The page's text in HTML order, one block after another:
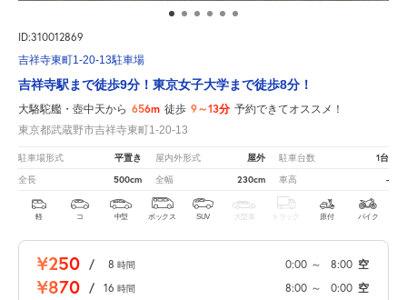
ID:310012869
吉祥寺東町1-20-13駐車場
吉祥寺駅まで徒歩9分！東京女子大学まで徒歩8分！
大駱駝艦・壺中天から 656m 徒歩 9～13分 予約できてオススメ！
東京都武蔵野市吉祥寺東町1-20-13
駐車場形式 平置き 屋内外形式 屋外 駐車台数 1台
全長 500cm 全幅 230cm 車高 -
軽 コ 中型 ボックス SUV 大型車 トラック 原付 バイク
¥250 / 8 時間 0:00 ～ 8:00 空
¥870 / 16 時間 8:00 ～ 0:00 空